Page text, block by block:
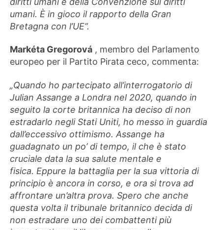
umani. È in gioco il rapporto della Gran
Bretagna con l’UE”.
Markéta Gregorová , membro del Parlamento
europeo per il Partito Pirata ceco, commenta:
„Quando ho partecipato all’interrogatorio di
Julian Assange a Londra nel 2020, quando in
seguito la corte britannica ha deciso di non
estradarlo negli Stati Uniti, ho messo in guardia
dall’eccessivo ottimismo. Assange ha
guadagnato un po’ di tempo, il che è stato
cruciale data la sua salute mentale e
fisica. Eppure la battaglia per la sua vittoria di
principio è ancora in corso, e ora si trova ad
affrontare un’altra prova. Spero che anche
questa volta il tribunale britannico decida di
non estradare uno dei combattenti più